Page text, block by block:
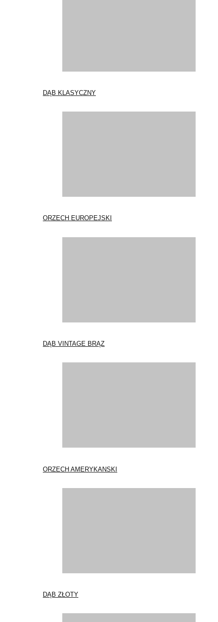
DĄB KLASYCZNY
ORZECH EUROPEJSKI
DĄB VINTAGE BRĄZ
ORZECH AMERYKANSKI
DĄB ZŁOTY